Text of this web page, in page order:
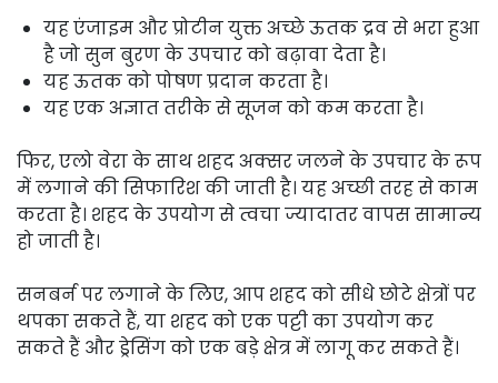
यह एंजाइम और प्रोटीन युक्त अच्छे ऊतक द्रव से भरा हुआ
है जो सुन बुरण के उपचार को बढ़ावा देता है।
यह ऊतक को पोषण प्रदान करता है।
यह एक अज्ञात तरीके से सूजन को कम करता है।
फिर, एलो वेरा के साथ शहद अक्सर जलने के उपचार के रूप
में लगाने की सिफारिश की जाती है। यह अच्छी तरह से काम
करता है। शहद के उपयोग से त्वचा ज्यादातर वापस सामान्य
हो जाती है।
सनबर्न पर लगाने के लिए, आप शहद को सीधे छोटे क्षेत्रों पर
थपका सकते हैं, या शहद को एक पट्टी का उपयोग कर
सकते हैं और ड्रेसिंग को एक बड़े क्षेत्र में लागू कर सकते हैं।